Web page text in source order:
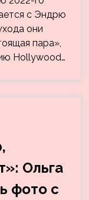
с Эндрю
они
пара»,
Hollywood…
Ольга
фото с